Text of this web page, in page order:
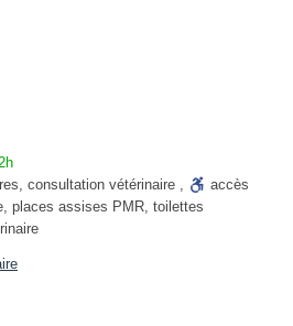
, consultation vétérinaire ,
accès
places assises PMR, toilettes